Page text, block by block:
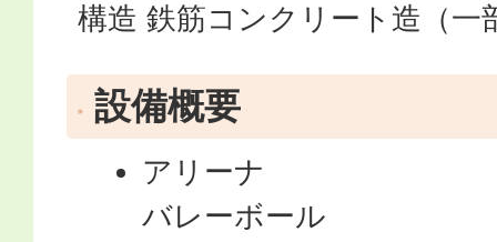
構造 鉄筋コンクリート造（一
設備概要
アリーナ
バレーボール